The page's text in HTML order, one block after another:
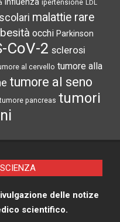
ipertensione LDL
malattie rare
occhi Parkinson
CoV-2 sclerosi
al cervello tumore alla
tumore al seno
pancreas tumori
delle notize
scientifico.